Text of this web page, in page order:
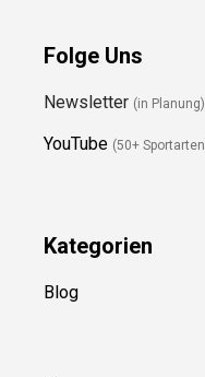
Folge Uns
YouTube (50+ Sportarten)